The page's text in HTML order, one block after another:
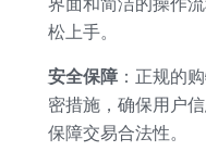
松上手。
安全保障 ：正规的
密措施，确保用户
保障交易合法性。